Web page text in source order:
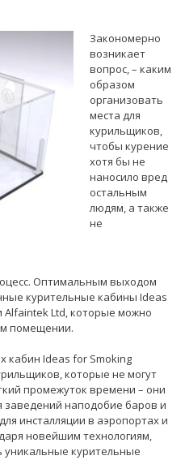
Закономерно
возникает
вопрос, – каким
образом
организовать
места для
курильщиков,
чтобы курение
хотя бы не
наносило вред
остальным
людям, а также
не
Оптимальным выходом
курительные кабины Ideas
Ltd, которые можно
помещении.
кабин Ideas for Smoking
которые не могут
промежуток времени – они
заведений наподобие баров и
инсталляции в аэропортах и
новейшим технологиям,
уникальные курительные